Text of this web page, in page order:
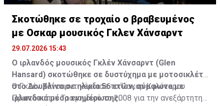
Σκοτώθηκε σε τροχαίο ο βραβευμένος
με Οσκαρ μουσικός Γκλεν Χάνσαρντ
29.07.2026 15:43
Ο ιρλανδός μουσικός Γκλέν Χάνσαρντ (Glen
Hansard) σκοτώθηκε σε δυστύχημα με μοτοσικλέτα
στο Δουβλίνο σε ηλικία 56 ετών, σύμφωνα με
ιρλανδικά μέσα ενημέρωσης.
Ο Γκλέν Χάνσαρντ κέρδισε το Όσκαρ Καλύτερου
Πρωτότυπου Τραγουδιού το 2008 για την ανεξάρτητης